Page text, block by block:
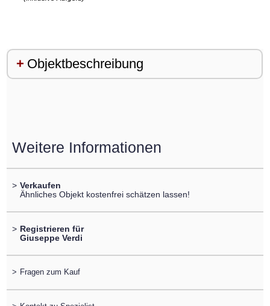
Objektbeschreibung
Weitere Informationen
> Verkaufen
Ähnliches Objekt kostenfrei schätzen lassen!
> Registrieren für
Giuseppe Verdi
> Fragen zum Kauf